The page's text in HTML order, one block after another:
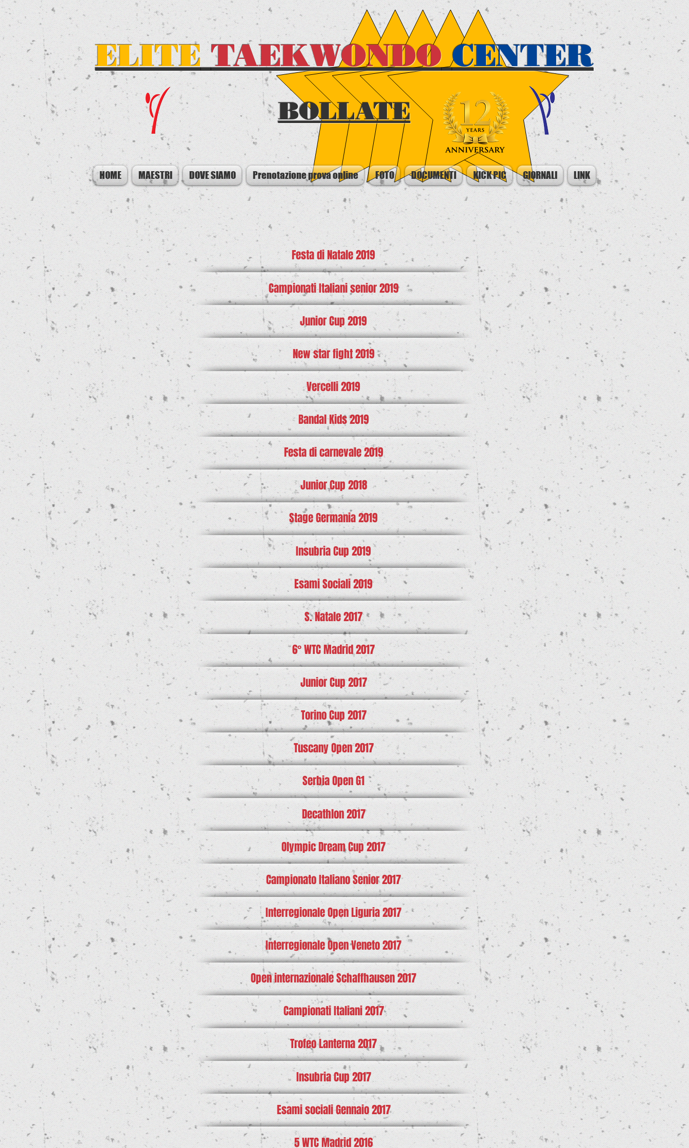
ELITE TAEKWONDO CENTER
BOLLATE
HOME MAESTRI DOVE SIAMO Prenotazione prova online FOTO DOCUMENTI KICK PIC GIORNALI LINK
Festa di Natale 2019
Campionati Italiani senior 2019
Junior Cup 2019
New star fight 2019
Vercelli 2019
Bandal Kids 2019
Festa di carnevale 2019
Junior Cup 2018
Stage Germania 2019
Insubria Cup 2019
Esami Sociali 2019
S. Natale 2017
6° WTC Madrid 2017
Junior Cup 2017
Torino Cup 2017
Tuscany Open 2017
Serbia Open G1
Decathlon 2017
Olympic Dream Cup 2017
Campionato Italiano Senior 2017
Interregionale Open Liguria 2017
Interregionale Open Veneto 2017
Open internazionale Schaffhausen 2017
Campionati Italiani 2017
Trofeo Lanterna 2017
Insubria Cup 2017
Esami sociali Gennaio 2017
5 WTC Madrid 2016